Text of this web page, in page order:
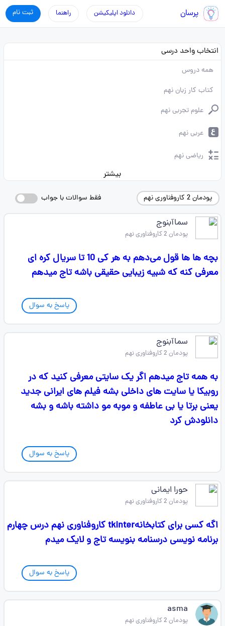
پرسان ثبت نام راهنما دانلود اپلیکیشن
انتخاب واحد درسی
همه دروس
کتاب کار زبان نهم
علوم تجربی نهم
عربی نهم
ریاضی نهم
بیشتر
پودمان 2 کاروفناوری نهم فقط سوالات با جواب
سماآبنوج
پودمان 2 کاروفناوری نهم
بچه ها ها قول می‌دهم به هر کی 10 تا سریال کره ای
معرفی کنه که شبیه زیبایی حقیقی باشه تاج میدهم
پاسخ به سوال
سماآبنوج
پودمان 2 کاروفناوری نهم
به همه تاج میدهم اگر یک سایتی معرفی کنید که در
روبیکا یا سایت های داخلی بشه فیلم های ایرانی جدید
یعنی برتا یا بی عاطفه و موبه مو داشته باشه و بشه
دانلودش کرد
پاسخ به سوال
حورا ایمانی
پودمان 2 کاروفناوری نهم
اگه کسی برای کتابخانهtkinter کاروفناوری نهم درس چهارم
برنامه نویسی درسنامه بنویسه تاج و لایک میدم
پاسخ به سوال
asma
پودمان 2 کاروفناوری نهم